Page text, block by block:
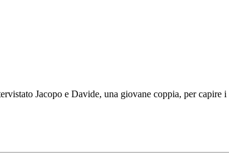
Jacopo e Davide, una giovane coppia, per capire